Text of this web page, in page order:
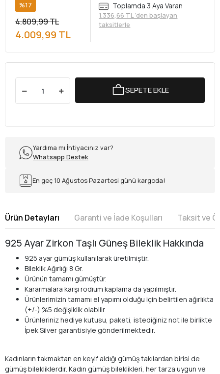
%17
4.809,99 TL
4.009,99 TL
Toplamda 3 Aya Varan
1.336,66 TL 'den başlayan
taksitlerle
SEPETE EKLE
Yardıma mı İhtiyacınız var?
Whatsapp Destek
En geç 10 Ağustos Pazartesi günü kargoda!
Ürün Detayları Garanti ve İade Koşulları Taksit ve
925 Ayar Zirkon Taşlı Güneş Bileklik Hakkında
925 ayar gümüş kullanılarak üretilmiştir.
Bileklik Ağırlığı 8 Gr.
Ürünün tamamı gümüştür.
Kararmalara karşı rodium kaplama da yapılmıştır.
Ürünlerimizin tamamı el yapımı olduğu için belirtilen ağırlıkta
(+/-) %5 değişiklik olabilir.
Ürünleriniz hediye kutusu, paketi, istediğiniz not ile birlikte
İpek Silver garantisiyle gönderilmektedir.
Kadınların takmaktan en keyif aldığı gümüş takılardan birisi de
gümüş bilekliklerdir. Kadın gümüş bileklikleri, her tarza uygun ve